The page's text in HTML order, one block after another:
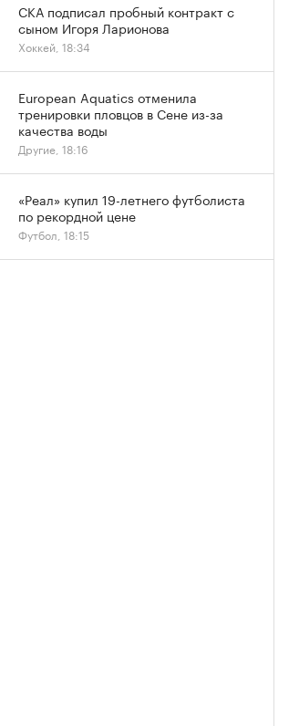
СКА подписал пробный контракт с
сыном Игоря Ларионова
Хоккей, 18:34
European Aquatics отменила
тренировки пловцов в Сене из-за
качества воды
Другие, 18:16
«Реал» купил 19-летнего футболиста
по рекордной цене
Футбол, 18:15